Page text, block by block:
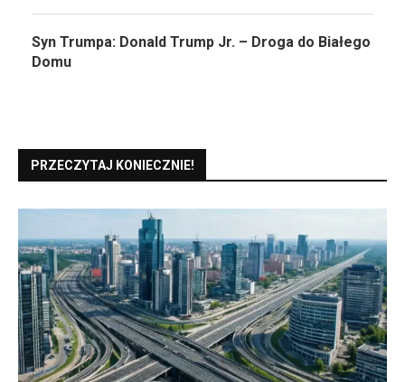
Syn Trumpa: Donald Trump Jr. – Droga do Białego
Domu
PRZECZYTAJ KONIECZNIE!